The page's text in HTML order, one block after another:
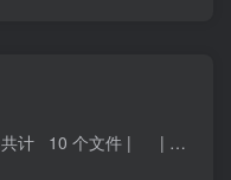
| |—-773-小吃大师砂锅技术教程 共计 10 个文件 | | |—-小吃大师砂锅技术文字配方2.pdf 大小 2.32M | | ...